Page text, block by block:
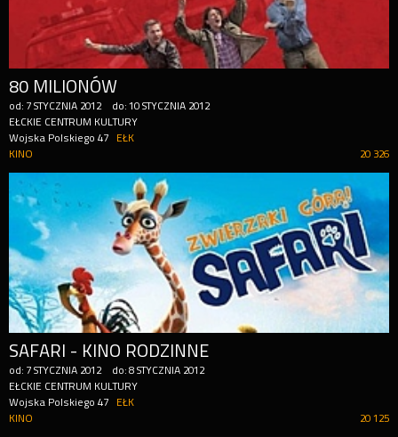
80 MILIONÓW
od: 7 STYCZNIA 2012 do:10 STYCZNIA 2012
EŁCKIE CENTRUM KULTURY
Wojska Polskiego 47
EŁK
20 326
KINO
SAFARI - KINO RODZINNE
od: 7 STYCZNIA 2012 do:8 STYCZNIA 2012
EŁCKIE CENTRUM KULTURY
Wojska Polskiego 47
EŁK
20 125
KINO